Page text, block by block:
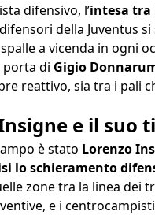
difensivo, l’intesa tra
della Juventus
a vicenda in ogni
porta di Gigio
reattivo, sia tra i pali
e il suo
è stato Lorenzo
lo schieramento
zone tra la linea dei
e i